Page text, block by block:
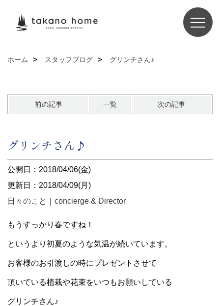
ホーム スタッフブログ グリンチさん♪
前の記事 一覧 次の記事
グリンチさん♪
公開日：2018/04/06(金)
更新日：2018/04/09(月)
日々のこと
concierge & Director
もうすっかり春ですね！
というより初夏のような気温が続いています。
お客様のお引渡しの時にプレゼントさせて
頂いている植栽や花束をいつもお願いしている
グリンチさん♪